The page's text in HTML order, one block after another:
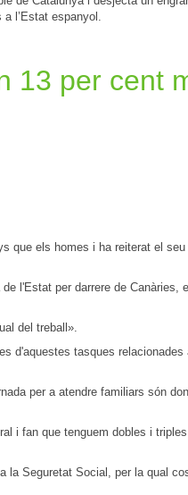
l’Estat espanyol.
13 per cent
que els homes i ha reiterat el
l'Estat per darrere de Canàries,
del treball».
d'aquestes tasques
per a atendre familiars són
i fan que tenguem dobles i
Seguretat Social, per la qual